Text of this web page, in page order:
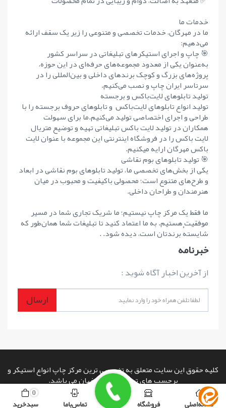
خدمات ما
ما در مهرگان، خدمات تخصصی و متنوعی را زیر یک سقف ارائه
می‌دهیم:
🎯 چاپ و اجرای استیکرهای تبلیغاتی در سراسر کشور
به‌عنوان یکی از معدود مجموعه‌های حرفه‌ای در این حوزه،
پروژه‌های بزرگ و کوچک برندهای داخلی و بین‌المللی را در
سرتاسر ایران چاپ و نصب می‌کنیم.
تولید تابلوهای لایت‌باکس و برجسته
تولید انواع تابلوهای لایت‌باکس و تابلوهای حروف برجسته را با
طراحی و اجرای اختصاصی تولید می‌کنیم.ما برای سهولت
همکاران در تولید لایت باکس تبلیغاتی تهیه و توضیع متریال
لایت باکس را در فروشگاه اینترنتی این مجموعه با عنوان لایت
باکس مهرگان ارایه میکنیم.
🎯 تولید تابلوهای بوم نقاشی
یکی از بخش‌های تخصصی ما، تولید تابلوهای بوم نقاشی در ابعاد
و طرح‌های متنوع است؛ محصولی باکیفیت و محبوب در میان
هنرمندان و طراحان داخلی.
ما فقط یک مرکز چاپ نیستیم؛ ما شریک تجاری شما در مسیر
موفقیت هستیم. به ما اعتماد کنید تا تبلیغات شما همان‌طور که
شایستهٔ برندتان است، دیده شود. .
خبرنامه
از آخرین اخبار آگاه شوید :
ارسال
کلیه حقوق این سایت متعلق به تخصصی ترین مرکز چاپ انواع استیکر و
برچسب های تبلیغاتی در اصفهان می باشد.
copyright © 2026 powered by www.rashinweb.com
صفحه اصلی فروشگاه تماس با ما سبد خرید